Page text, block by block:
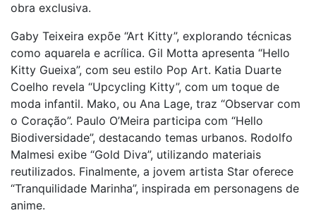
obra exclusiva.
Gaby Teixeira expõe “Art Kitty”, explorando técnicas
como aquarela e acrílica. Gil Motta apresenta “Hello
Kitty Gueixa”, com seu estilo Pop Art. Katia Duarte
Coelho revela “Upcycling Kitty”, com um toque de
moda infantil. Mako, ou Ana Lage, traz “Observar com
o Coração”. Paulo O’Meira participa com “Hello
Biodiversidade”, destacando temas urbanos. Rodolfo
Malmesi exibe “Gold Diva”, utilizando materiais
reutilizados. Finalmente, a jovem artista Star oferece
“Tranquilidade Marinha”, inspirada em personagens de
anime.